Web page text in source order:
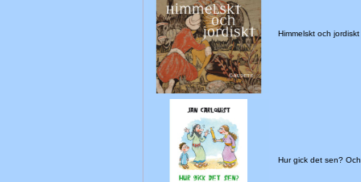
Himmelskt och jordiskt
Hur gick det sen?